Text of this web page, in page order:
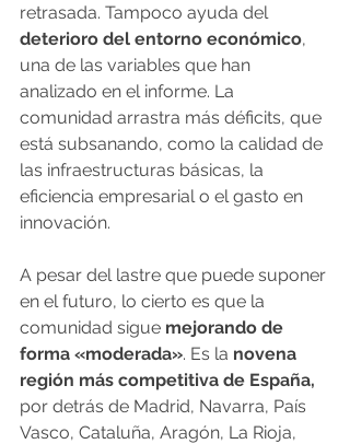
retrasada. Tampoco ayuda del
deterioro del entorno económico,
una de las variables que han
analizado en el informe. La
comunidad arrastra más déficits, que
está subsanando, como la calidad de
las infraestructuras básicas, la
eficiencia empresarial o el gasto en
innovación.
A pesar del lastre que puede suponer
en el futuro, lo cierto es que la
comunidad sigue mejorando de
forma «moderada». Es la novena
región más competitiva de España,
por detrás de Madrid, Navarra, País
Vasco, Cataluña, Aragón, La Rioja,